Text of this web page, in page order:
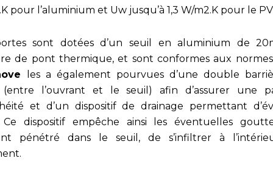
pour l’aluminium et Uw jusqu’à 1,3 W/m2.K pour le
sont dotées d’un seuil en aluminium de
de pont thermique, et sont conformes aux normes
les a également pourvues d’une double
(entre l’ouvrant et le seuil) afin d’assurer une
et d’un dispositif de drainage permettant
Ce dispositif empêche ainsi les éventuelles
pénétré dans le seuil, de s’infiltrer à